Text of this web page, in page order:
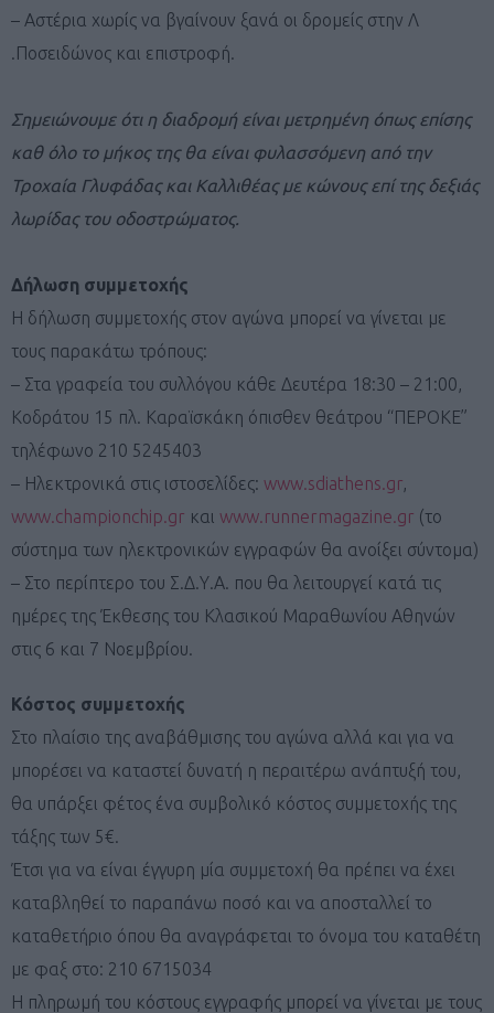
– Αστέρια χωρίς να βγαίνουν ξανά οι δρομείς στην Λ
.Ποσειδώνος και επιστροφή.
Σημειώνουμε ότι η διαδρομή είναι μετρημένη όπως επίσης
καθ όλο το μήκος της θα είναι φυλασσόμενη από την
Τροχαία Γλυφάδας και Καλλιθέας με κώνους επί της δεξιάς
λωρίδας του οδοστρώματος.
Δήλωση συμμετοχής
Η δήλωση συμμετοχής στον αγώνα μπορεί να γίνεται με
τους παρακάτω τρόπους:
– Στα γραφεία του συλλόγου κάθε Δευτέρα 18:30 – 21:00,
Κοδράτου 15 πλ. Καραϊσκάκη όπισθεν θεάτρου “ΠΕΡΟΚΕ”
τηλέφωνο 210 5245403
– Ηλεκτρονικά στις ιστοσελίδες: www.sdiathens.gr,
www.championchip.gr και www.runnermagazine.gr (το
σύστημα των ηλεκτρονικών εγγραφών θα ανοίξει σύντομα)
– Στο περίπτερο του Σ.Δ.Υ.Α. που θα λειτουργεί κατά τις
ημέρες της Έκθεσης του Κλασικού Μαραθωνίου Αθηνών
στις 6 και 7 Νοεμβρίου.
Κόστος συμμετοχής
Στο πλαίσιο της αναβάθμισης του αγώνα αλλά και για να
μπορέσει να καταστεί δυνατή η περαιτέρω ανάπτυξή του,
θα υπάρξει φέτος ένα συμβολικό κόστος συμμετοχής της
τάξης των 5€.
Έτσι για να είναι έγγυρη μία συμμετοχή θα πρέπει να έχει
καταβληθεί το παραπάνω ποσό και να αποσταλλεί το
καταθετήριο όπου θα αναγράφεται το όνομα του καταθέτη
με φαξ στο: 210 6715034
Η πληρωμή του κόστους εγγραφής μπορεί να γίνεται με τους